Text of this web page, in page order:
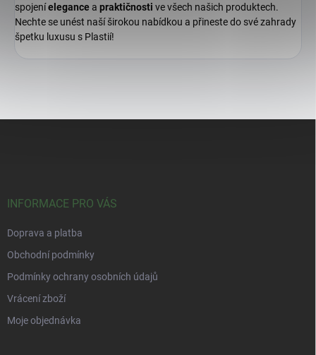
spojeníelegancea praktičnosti ve všech našich produktech.
Nechte se unést naší širokou nabídkou a přineste do své zahrady
špetku luxusu s Plastií!
INFORMACE PRO VÁS
Doprava a platba
Obchodní podmínky
Podmínky ochrany osobních údajů
Vrácení zboží
Moje objednávka